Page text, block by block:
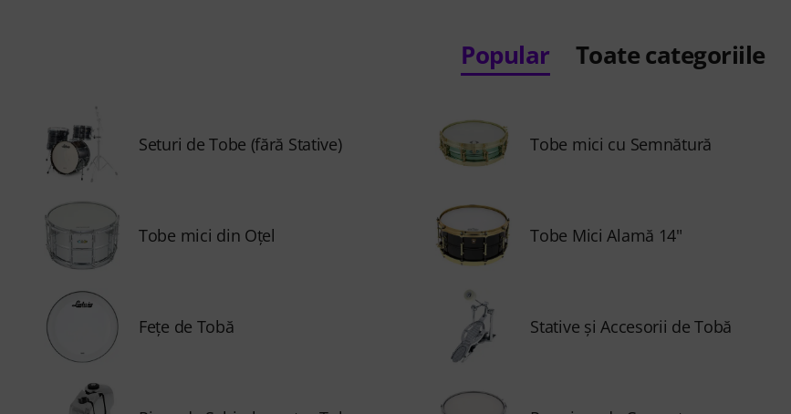
Popular Toate categoriile
Seturi de Tobe (fără Stative) Tobe mici cu Semnătură
Tobe mici din Oţel Tobe Mici Alamă 14"
Feţe de Tobă Stative şi Accesorii de Tobă